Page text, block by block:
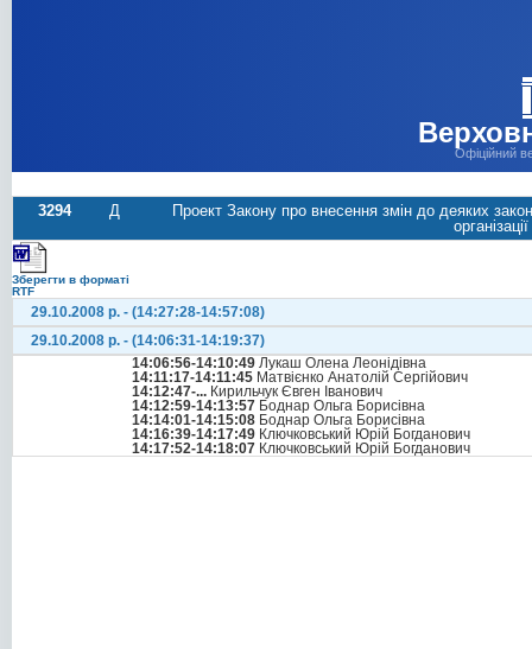
Офіційний
3294 Д
Проект Закону про внесення змін до деяких
Зберегти в форматі
RTF
29.10.2008 р. - (14:27:28-14:57:08)
29.10.2008 р. - (14:06:31-14:19:37)
14:06:56-14:10:49 Лукаш Олена Леонідівна
14:11:17-14:11:45 Матвієнко Анатолій Сергійович
14:12:47-... Кирильчук Євген Іванович
14:12:59-14:13:57 Боднар Ольга Борисівна
14:14:01-14:15:08 Боднар Ольга Борисівна
14:16:39-14:17:49 Ключковський Юрій Богданович
14:17:52-14:18:07 Ключковський Юрій Богданович